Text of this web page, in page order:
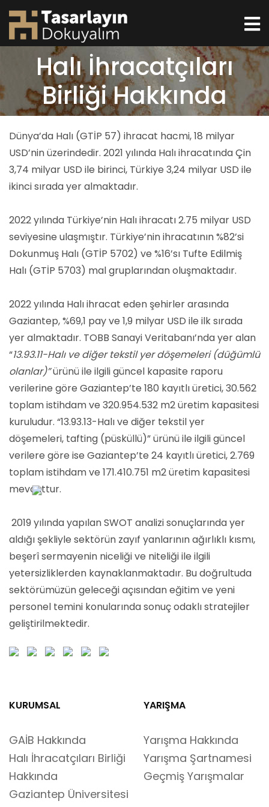
Halı İhracatçıları
Birliği Hakkında
Dünya’da Halı (GTİP 57) ihracat hacmi, 18 milyar
USD’nin üzerindedir. 2021 yılında Halı ihracatında Çin
3,74 milyar USD ile birinci, Türkiye 3,24 milyar USD ile
ikinci sırada yer almaktadır.
2022 yılında Türkiye’nin Halı ihracatı 2.75 milyar USD
seviyesine ulaşmıştır. Türkiye’nin ihracatının %82’si
Dokunmuş Halı (GTİP 5702) ve %16’sı Tufte Edilmiş
Halı (GTİP 5703) mal gruplarından oluşmaktadır.
2022 yılında Halı ihracat eden şehirler arasında
Gaziantep, %69,1 pay ve 1,9 milyar USD ile ilk sırada
yer almaktadır. TOBB Sanayi Veritabanı’nda yer alan
“13.93.11-Halı ve diğer tekstil yer döşemeleri (düğümlü
olanlar)”ürünü ile ilgili güncel kapasite raporu
verilerine göre Gaziantep’te 180 kayıtlı üretici, 30.562
toplam istihdam ve 320.954.532 m2 üretim kapasitesi
kuruludur. “13.93.13-Halı ve diğer tekstil yer
döşemeleri, tafting (püsküllü)” ürünü ile ilgili güncel
verilere göre ise Gaziantep’te 24 kayıtlı üretici, 2.769
toplam istihdam ve 171.410.751 m2 üretim kapasitesi
mevcuttur.
2019 yılında yapılan SWOT analizi sonuçlarında yer
aldığı şekliyle sektörün zayıf yanlarının ağırlıklı kısmı,
beşerî sermayenin niceliği ve niteliği ile ilgili
yetersizliklerden kaynaklanmaktadır. Bu doğrultuda
sektörümüzün geleceği açısından eğitim ve yeni
personel temini konularında sonuç odaklı stratejiler
geliştirilmektedir.
KURUMSAL
GAİB Hakkında
Halı İhracatçıları Birliği
Hakkında
Gaziantep Üniversitesi
YARIŞMA
Yarışma Hakkında
Yarışma Şartnamesi
Geçmiş Yarışmalar